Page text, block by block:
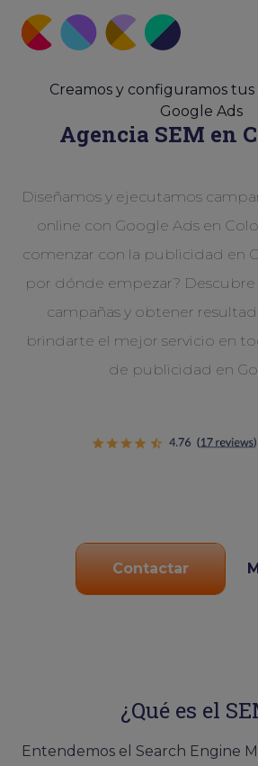
Creamos y configuramos tus
Google Ads
Agencia SEM en
Diseñamos y ejecutamos
online con Google Ads en
comenzar con la publicidad en
por dónde empezar?
campañas y obtener
brindarte el mejor servicio en
de publicidad en
Contactar
¿Qué es el
Entendemos el Search Engine